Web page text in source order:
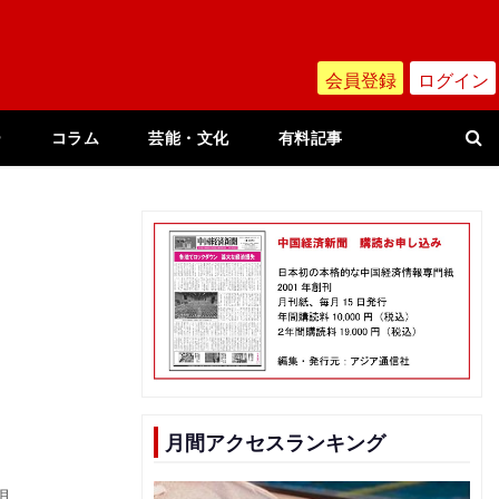
会員登録 ログイン
コラム 芸能・文化 有料記事
月間アクセスランキング